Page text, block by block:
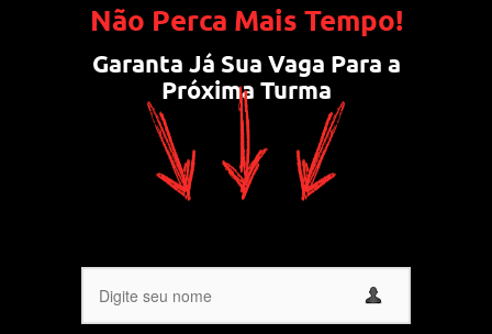
Não Perca Mais Tempo!
Garanta Já Sua Vaga Para a
Próxima Turma